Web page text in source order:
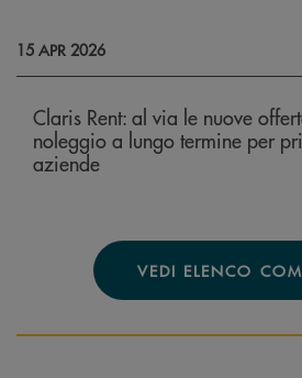
15 APR 2026
Claris Rent: al via le nuove
noleggio a lungo termine per
aziende
VEDI ELENCO